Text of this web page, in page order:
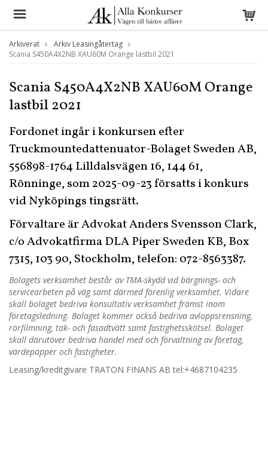
Arkiverat
Arkiv Leasingåtertag
Scania S450A4X2NB XAU60M Orange lastbil 2021
Scania S450A4X2NB XAU60M Orange
lastbil 2021
Fordonet ingår i konkursen efter
Truckmountedattenuator-Bolaget Sweden AB,
556898-1764 Lilldalsvägen 16, 144 61,
Rönninge, som 2025-09-23 försatts i konkurs
vid Nyköpings tingsrätt.
Förvaltare är Advokat Anders Svensson Clark,
c/o Advokatfirma DLA Piper Sweden KB, Box
7315, 103 90, Stockholm, telefon: 072-8563387.
Bolagets verksamhet består av TMA-skydd vid bärgnings- och
servicearbeten på väg samt därmed förenlig verksamhet. Vidare
skall bolaget bedriva konsultativ verksamhet främst inom
företagsledning. Bolaget kommer också bedriva avloppsrensning,
rörfilmning, tak- och fasadtvätt samt fastighetsskötsel. Bolaget
skall därutöver bedriva handel med och förvaltning av företag,
värdepapper och fastigheter.
Leasing/kreditgivare TRATON FINANS ABtel:+4687104235